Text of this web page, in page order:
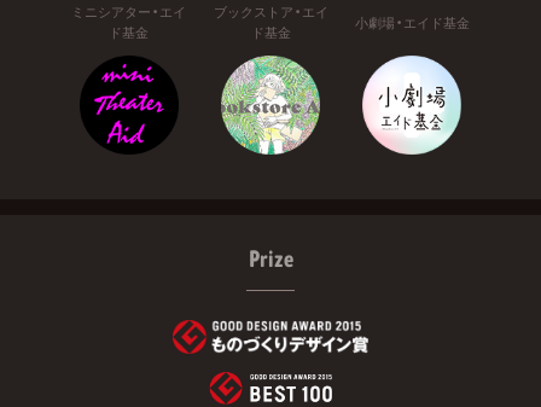
ミニシアター・エイ
ド基金
ブックストア・エイ
ド基金
小劇場・エイド基金
Prize